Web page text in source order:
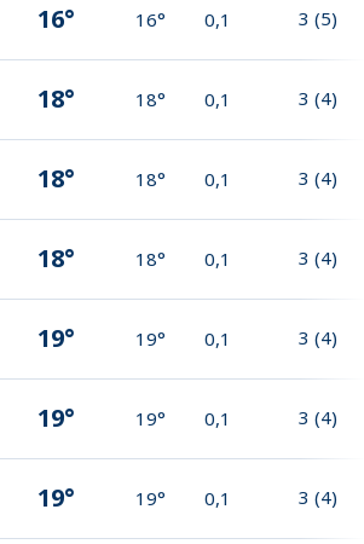
16° 16° 0,1 3 (5)
18° 18° 0,1 3 (4)
18° 18° 0,1 3 (4)
18° 18° 0,1 3 (4)
19° 19° 0,1 3 (4)
19° 19° 0,1 3 (4)
19° 19° 0,1 3 (4)